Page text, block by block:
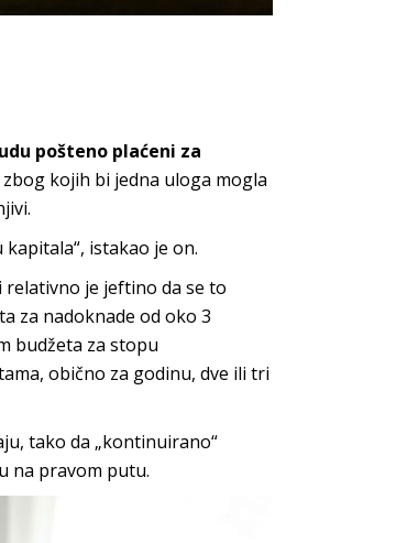
pošteno plaćeni za
kojih bi jedna uloga mogla
istakao je on.
relativno je jeftino da se to
za nadoknade od oko 3
budžeta za stopu
obično za godinu, dve ili tri
tako da „kontinuirano“
na pravom putu.